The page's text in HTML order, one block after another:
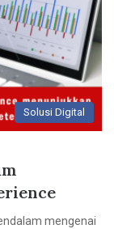
Solusi Digital
mengenai